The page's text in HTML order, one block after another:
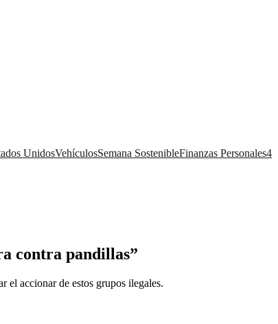
UnidosVehículosSemana SostenibleFinanzas Personales4
contra pandillas”
el accionar de estos grupos ilegales.